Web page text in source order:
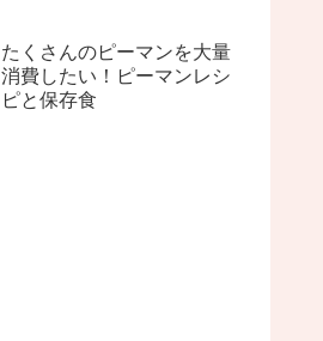
たくさんのピーマンを大量
消費したい！ピーマンレシ
ピと保存食